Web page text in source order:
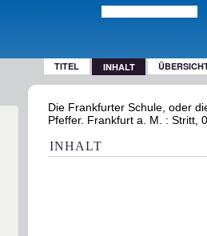
TITEL INHALT
Die Frankfurter Schule, oder
Pfeffer. Frankfurt a. M. : Stritt,
INHALT